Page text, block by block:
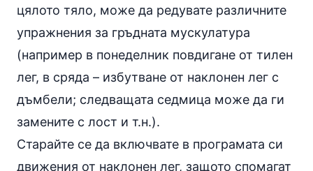
цялото тяло, може да редувате различните
упражнения за гръдната мускулатура
(например в понеделник повдигане от тилен
лег, в сряда – избутване от наклонен лег с
дъмбели; следващата седмица може да ги
замените с лост и т.н.).
Старайте се да включвате в програмата си
движения от наклонен лег, защото спомагат